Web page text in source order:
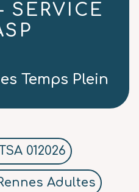
SERVICE
Temps Plein
012026
Adultes